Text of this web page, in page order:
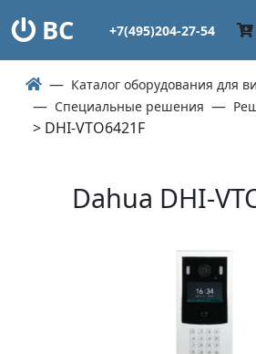
ВС +7(495)204-27-54
Каталог оборудования для
Специальные решения
> DHI-VTO6421F
Dahua DHI-